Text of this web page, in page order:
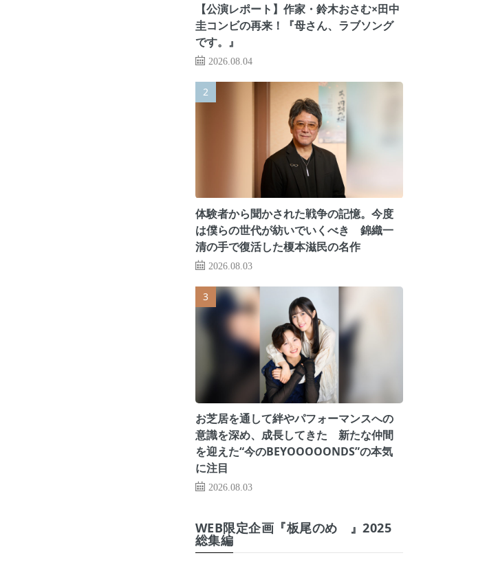
【公演レポート】作家・鈴木おさむ×田中
圭コンビの再来！『母さん、ラブソング
です。』
2026.08.04
体験者から聞かされた戦争の記憶。今度
は僕らの世代が紡いでいくべき 錦織一
清の手で復活した榎本滋民の名作
2026.08.03
お芝居を通して絆やパフォーマンスへの
意識を深め、成長してきた 新たな仲間
を迎えた“今のBEYOOOOONDS”の本気
に注目
2026.08.03
WEB限定企画『板尾のめ゙』2025
総集編